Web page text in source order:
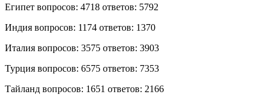
Египет вопросов: 4718 ответов: 5792
Индия вопросов: 1174 ответов: 1370
Италия вопросов: 3575 ответов: 3903
Турция вопросов: 6575 ответов: 7353
Тайланд вопросов: 1651 ответов: 2166